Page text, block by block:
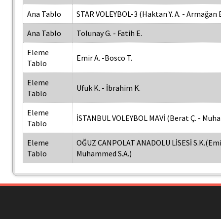
Ana Tablo
STAR VOLEYBOL-3 (Haktan Y. A. - Armağan
Ana Tablo
Tolunay G. - Fatih E.
Eleme
Tablo
Emir A. -Bosco T.
Eleme
Tablo
Ufuk K. - İbrahim K.
Eleme
Tablo
İSTANBUL VOLEYBOL MAVİ (Berat Ç. -
Eleme
Tablo
OĞUZ CANPOLAT ANADOLU LİSESİ
Muhammed S.A.)